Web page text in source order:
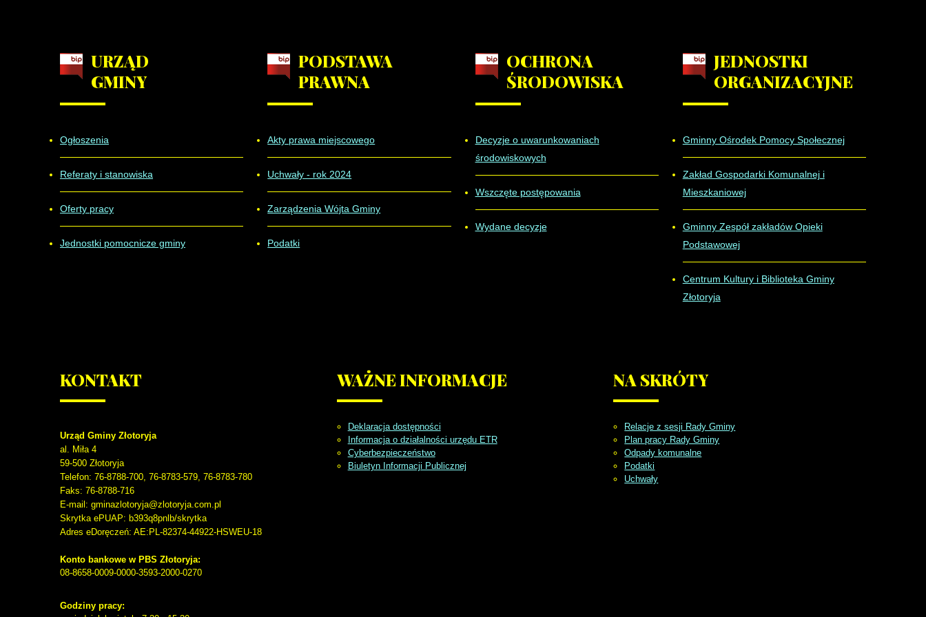
URZĄD
GMINY
Ogłoszenia
Referaty i stanowiska
Oferty pracy
Jednostki pomocnicze gminy
PODSTAWA
PRAWNA
Akty prawa miejscowego
Uchwały - rok 2024
Zarządzenia Wójta Gminy
Podatki
OCHRONA
ŚRODOWISKA
Decyzje o uwarunkowaniach
środowiskowych
Wszczęte postępowania
Wydane decyzje
JEDNOSTKI
ORGANIZACYJNE
Gminny Ośrodek Pomocy Społecznej
Zakład Gospodarki Komunalnej i
Mieszkaniowej
Gminny Zespół zakładów Opieki
Podstawowej
Centrum Kultury i Biblioteka Gminy
Złotoryja
KONTAKT
Urząd Gminy Złotoryja
al. Miła 4
59-500 Złotoryja
Telefon: 76-8788-700, 76-8783-579, 76-8783-780
Faks: 76-8788-716
E-mail: gminazlotoryja@zlotoryja.com.pl
Skrytka ePUAP: b393q8pnlb/skrytka
Adres eDoręczeń: AE:PL-82374-44922-HSWEU-18
Konto bankowe w PBS Złotoryja:
08-8658-0009-0000-3593-2000-0270
Godziny pracy:
WAŻNEINFORMACJE
Deklaracja dostępności
Informacja o działalności urzędu ETR
Cyberbezpieczeństwo
Biuletyn Informacji Publicznej
NA SKRÓTY
Relacje z sesji Rady Gminy
Plan pracy Rady Gminy
Odpady komunalne
Podatki
Uchwały